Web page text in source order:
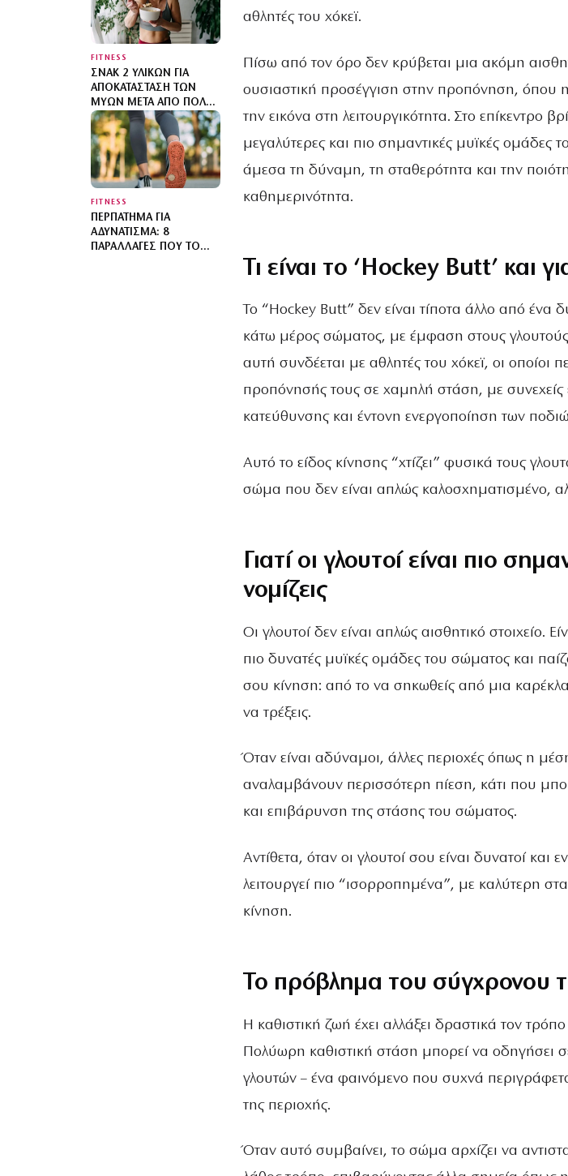
FITNESS
ΣΝΑΚ 2 ΥΛΙΚΏΝ ΓΙΑ
ΑΠΟΚΑΤΆΣΤΑΣΗ ΤΩΝ
ΜΥΏΝ ΜΕΤΆ ΑΠΌ ΠΟΛΎ
ΠΕΡΠΆΤΗΜΑ
FITNESS
ΠΕΡΠΆΤΗΜΑ ΓΙΑ
ΑΔΥΝΆΤΙΣΜΑ: 8
ΠΑΡΑΛΛΑΓΈΣ ΠΟΥ ΤΟ
αθλητές του χόκεϊ.
Πίσω από τον όρο δεν κρύβεται μια ακόμη
ουσιαστική προσέγγιση στην προπόνηση, όπου
την εικόνα στη λειτουργικότητα. Στο επίκεντρο
μεγαλύτερες και πιο σημαντικές μυϊκές ομάδες
άμεσα τη δύναμη, τη σταθερότητα και την
καθημερινότητα.
Τι είναι το ‘Hockey Butt’ και
Το “Hockey Butt” δεν είναι τίποτα άλλο από ένα
κάτω μέρος σώματος, με έμφαση στους
αυτή συνδέεται με αθλητές του χόκεϊ, οι οποίοι
προπόνησής τους σε χαμηλή στάση, με συνεχείς
κατεύθυνσης και έντονη ενεργοποίηση των
Αυτό το είδος κίνησης “χτίζει” φυσικά τους
σώμα που δεν είναι απλώς καλοσχηματισμένο,
Γιατί οι γλουτοί είναι πιο
νομίζεις
Οι γλουτοί δεν είναι απλώς αισθητικό στοιχείο.
πιο δυνατές μυϊκές ομάδες του σώματος και
σου κίνηση: από το να σηκωθείς από μια
να τρέξεις.
Όταν είναι αδύναμοι, άλλες περιοχές όπως η
αναλαμβάνουν περισσότερη πίεση, κάτι που
και επιβάρυνση της στάσης του σώματος.
Αντίθετα, όταν οι γλουτοί σου είναι δυνατοί
λειτουργεί πιο “ισορροπημένα”, με καλύτερη
κίνηση.
Το πρόβλημα του σύγχρονου
Η καθιστική ζωή έχει αλλάξει δραστικά τον
Πολύωρη καθιστική στάση μπορεί να οδηγήσει
γλουτών – ένα φαινόμενο που συχνά
της περιοχής.
Όταν αυτό συμβαίνει, το σώμα αρχίζει να